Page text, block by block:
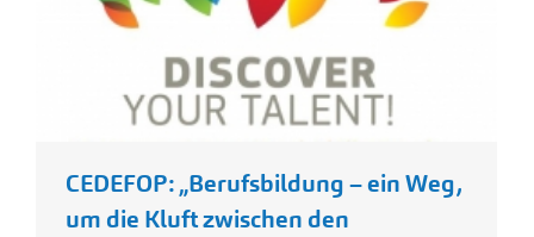
CEDEFOP: „Berufsbildung – ein Weg,
um die Kluft zwischen den